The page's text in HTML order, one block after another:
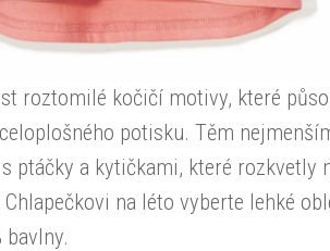
roztomilé kočičí motivy, které
potisku. Těm
ptáčky a kytičkami, které rozkvetly
na léto vyberte lehké
bavlny.